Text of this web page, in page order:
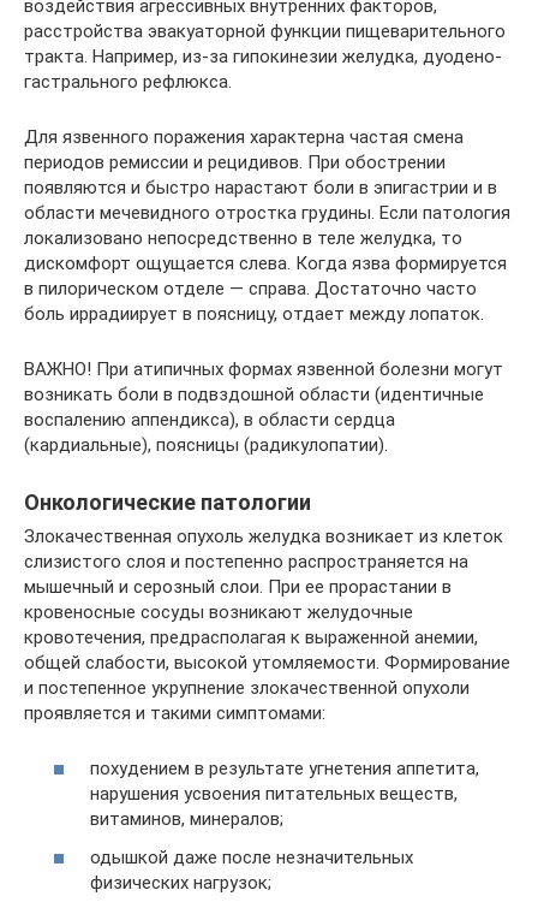
воздействия агрессивных внутренних факторов,
расстройства эвакуаторной функции пищеварительного
тракта. Например, из-за гипокинезии желудка, дуодено-
гастрального рефлюкса.
Для язвенного поражения характерна частая смена
периодов ремиссии и рецидивов. При обострении
появляются и быстро нарастают боли в эпигастрии и в
области мечевидного отростка грудины. Если патология
локализовано непосредственно в теле желудка, то
дискомфорт ощущается слева. Когда язва формируется
в пилорическом отделе — справа. Достаточно часто
боль иррадиирует в поясницу, отдает между лопаток.
ВАЖНО! При атипичных формах язвенной болезни могут
возникать боли в подвздошной области (идентичные
воспалению аппендикса), в области сердца
(кардиальные), поясницы (радикулопатии).
Онкологические патологии
Злокачественная опухоль желудка возникает из клеток
слизистого слоя и постепенно распространяется на
мышечный и серозный слои. При ее прорастании в
кровеносные сосуды возникают желудочные
кровотечения, предрасполагая к выраженной анемии,
общей слабости, высокой утомляемости. Формирование
и постепенное укрупнение злокачественной опухоли
проявляется и такими симптомами:
похудением в результате угнетения аппетита,
нарушения усвоения питательных веществ,
витаминов, минералов;
одышкой даже после незначительных
физических нагрузок;